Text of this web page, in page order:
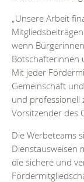
„Unsere Arbeit
wenn
Botschafterinnen
Mit jeder
Gemeinschaft
und professionell
Vorsitzender des
Die Werbeteams
Dienstausweisen
die sichere und